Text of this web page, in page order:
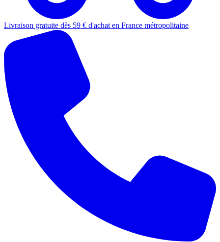
Livraison gratuite dès 59 € d'achat en France métropolitaine